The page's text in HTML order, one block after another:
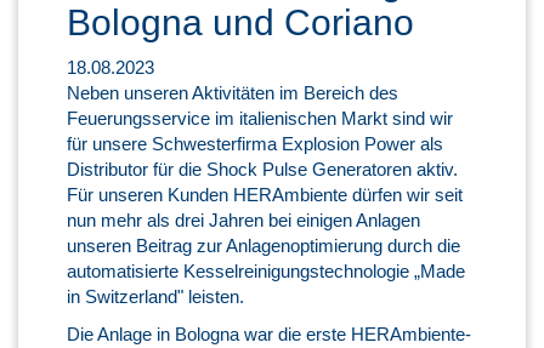
Bologna und Coriano
18.08.2023
Neben unseren Aktivitäten im Bereich des
Feuerungsservice im italienischen Markt sind wir
für unsere Schwesterfirma Explosion Power als
Distributor für die Shock Pulse Generatoren aktiv.
Für unseren Kunden HERAmbiente dürfen wir seit
nun mehr als drei Jahren bei einigen Anlagen
unseren Beitrag zur Anlagenoptimierung durch die
automatisierte Kesselreinigungstechnologie „Made
in Switzerland" leisten.
Die Anlage in Bologna war die erste HERAmbiente-